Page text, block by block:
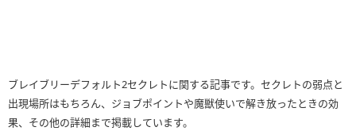
ブレイブリーデフォルト2セクレトに関する記事です。セクレトの弱点と
出現場所はもちろん、ジョブポイントや魔獣使いで解き放ったときの効
果、その他の詳細まで掲載しています。